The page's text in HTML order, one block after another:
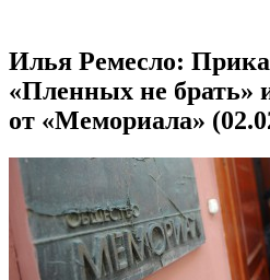
Илья Ремесло:
«Пленных не брать»
от «Мемориала»